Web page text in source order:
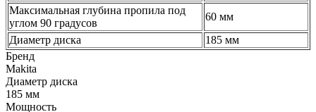
Максимальная глубина пропила под
углом 90 градусов
60 мм
Диаметр диска
185 мм
Бренд
Makita
Диаметр диска
185 мм
Мощность